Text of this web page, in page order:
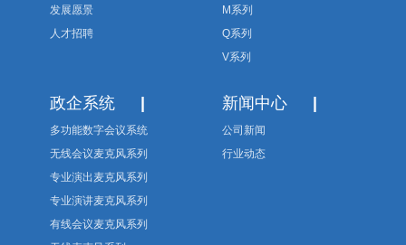
发展愿景
人才招聘
M系列
Q系列
V系列
政企系统
多功能数字会议系统
无线会议麦克风系列
专业演出麦克风系列
专业演讲麦克风系列
有线会议麦克风系列
新闻中心
公司新闻
行业动态